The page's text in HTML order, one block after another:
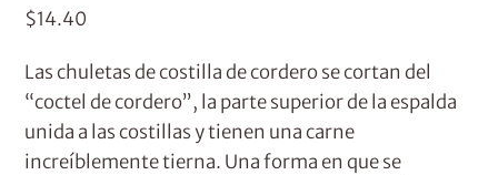
$14.40
Las chuletas de costilla de cordero se cortan del
“coctel de cordero”, la parte superior de la espalda
unida a las costillas y tienen una carne
increíblemente tierna. Una forma en que se